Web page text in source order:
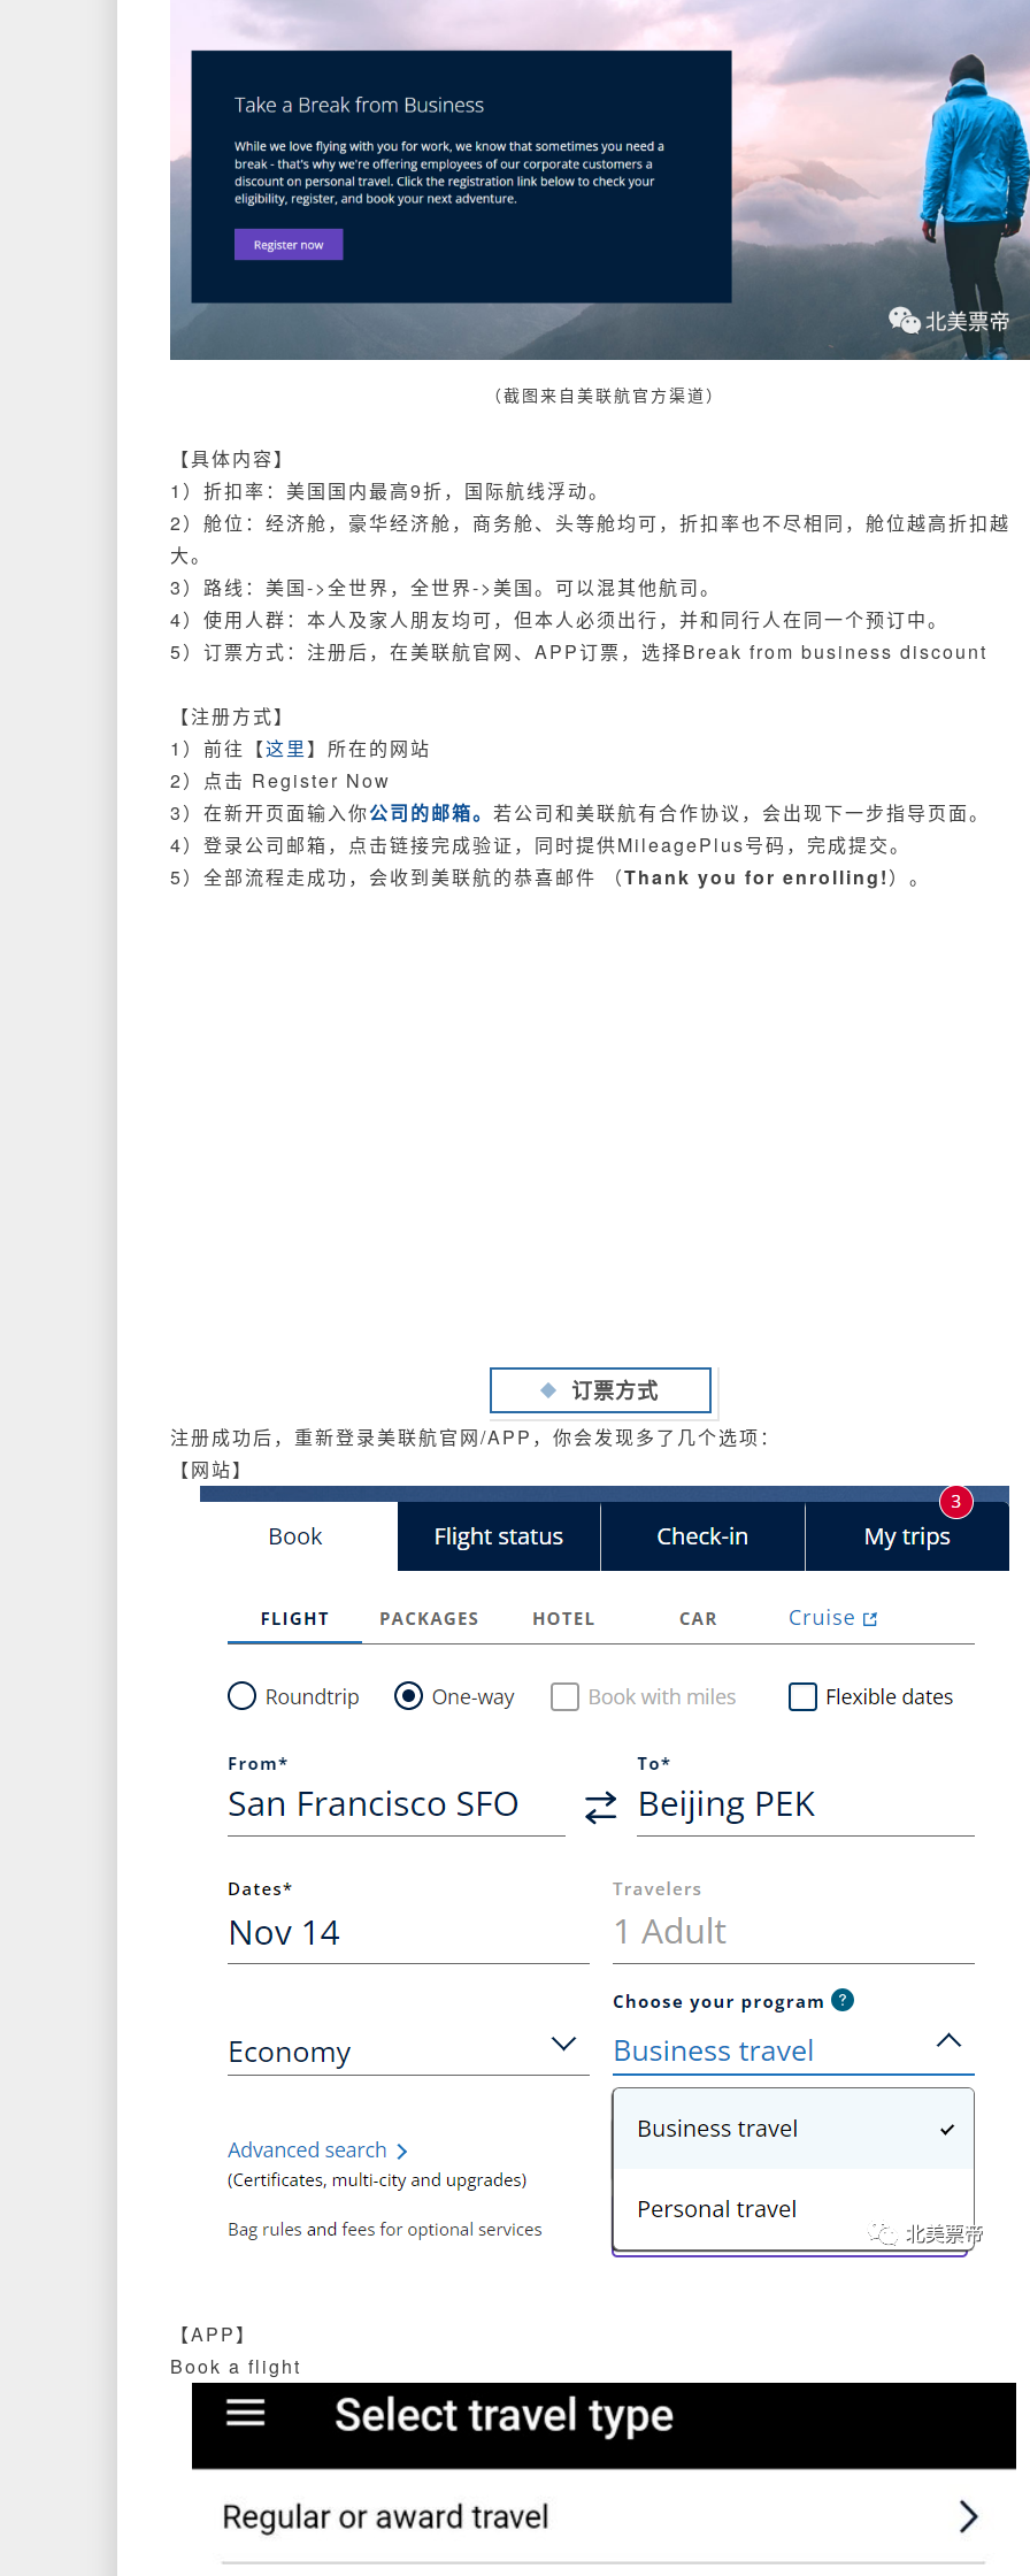
（截图来自美联航官方渠道）
【具体内容】
1）折扣率：美国国内最高9折，国际航线浮动。
2）舱位：经济舱，豪华经济舱，商务舱、头等舱均可，折扣率也不尽相同，舱位越高折扣越
大。
3）路线：美国->全世界，全世界->美国。可以混其他航司。
4）使用人群：本人及家人朋友均可，但本人必须出行，并和同行人在同一个预订中。
5）订票方式：注册后，在美联航官网、APP订票，选择Break from business discount
【注册方式】
1）前往【这里】所在的网站
2）点击 Register Now
3）在新开页面输入你公司的邮箱。 若公司和美联航有合作协议，会出现下一步指导页面。
4）登录公司邮箱，点击链接完成验证，同时提供MileagePlus号码，完成提交。
5）全部流程走成功，会收到美联航的恭喜邮件 （Thank you for enrolling!）。
订票方式
注册成功后，重新登录美联航官网/APP，你会发现多了几个选项：
【网站】
【APP】
Book a flight